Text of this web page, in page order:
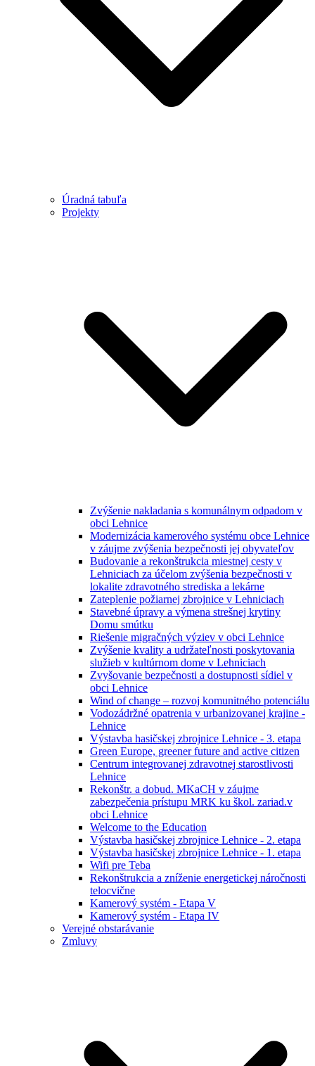
Úradná tabuľa
Projekty
Zvýšenie nakladania s komunálnym odpadom v
obci Lehnice
Modernizácia kamerového systému obce Lehnice
v záujme zvýšenia bezpečnosti jej obyvateľov
Budovanie a rekonštrukcia miestnej cesty v
Lehniciach za účelom zvýšenia bezpečnosti v
lokalite zdravotného strediska a lekárne
Zateplenie požiarnej zbrojnice v Lehniciach
Stavebné úpravy a výmena strešnej krytiny
Domu smútku
Riešenie migračných výziev v obci Lehnice
Zvýšenie kvality a udržateľnosti poskytovania
služieb v kultúrnom dome v Lehniciach
Zvyšovanie bezpečnosti a dostupnosti sídiel v
obci Lehnice
Wind of change – rozvoj komunitného potenciálu
Vodozádržné opatrenia v urbanizovanej krajine -
Lehnice
Výstavba hasičskej zbrojnice Lehnice - 3. etapa
Green Europe, greener future and active citizen
Centrum integrovanej zdravotnej starostlivosti
Lehnice
Rekonštr. a dobud. MKaCH v záujme
zabezpečenia prístupu MRK ku škol. zariad.v
obci Lehnice
Welcome to the Education
Výstavba hasičskej zbrojnice Lehnice - 2. etapa
Výstavba hasičskej zbrojnice Lehnice - 1. etapa
Wifi pre Teba
Rekonštrukcia a zníženie energetickej náročnosti
telocvične
Kamerový systém - Etapa V
Kamerový systém - Etapa IV
Verejné obstarávanie
Zmluvy